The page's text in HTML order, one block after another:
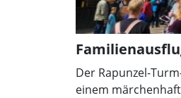
Der Rapunzel-
einem